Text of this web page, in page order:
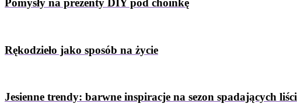
Pomysły na prezenty DIY pod choinkę
Rękodzieło jako sposób na życie
Jesienne trendy: barwne inspiracje na sezon spadających liści